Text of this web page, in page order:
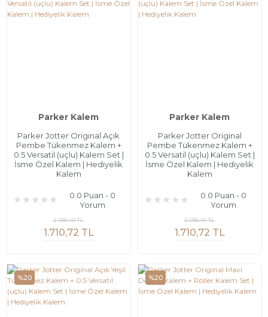
Parker Kalem
Parker Jotter Original Açık
Pembe Tükenmez Kalem +
0.5 Versatil (uçlu) Kalem Set |
İsme Özel Kalem | Hediyelik
Kalem
0.0 Puan - 0
Yorum
1.710,72 TL
2.138,40 TL
Parker Kalem
Parker Jotter Original
Pembe Tükenmez Kalem +
0.5 Versatil (uçlu) Kalem Set |
İsme Özel Kalem | Hediyelik
Kalem
0.0 Puan - 0
Yorum
1.710,72 TL
2.138,40 TL
%20 %20